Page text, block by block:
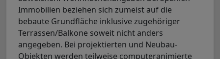
Immobilien beziehen sich zumeist auf die
bebaute Grundfläche inklusive zugehöriger
Terrassen/Balkone soweit nicht anders
angegeben. Bei projektierten und Neubau-
Objekten werden teilweise computeranimierte